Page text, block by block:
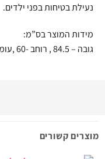
נעילת בטיחות בפני ילדים.
מידות המוצר בס”מ:
גובה – ‎84.5 , רוחב -60 ,עומק -60.
מוצרים קשורים